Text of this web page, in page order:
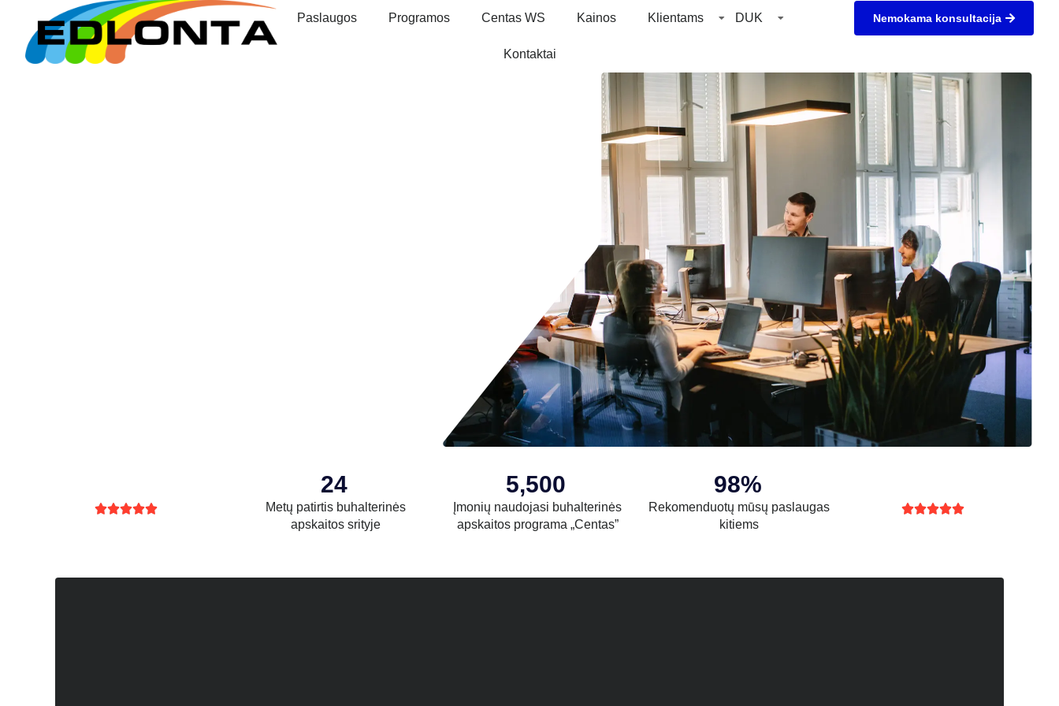
Paslaugos Programos Centas WS Kainos Klientams DUK
Kontaktai
Nemokama konsultacija

24
Metų patirtis buhalterinės
apskaitos srityje
5,500
Įmonių naudojasi buhalterinės
apskaitos programa „Centas”
98%
Rekomenduotų mūsų paslaugas
kitiems
